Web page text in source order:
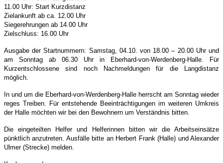
11.00 Uhr: Start Kurzdistanz
Zielankunft ab ca. 12.00 Uhr
Siegerehrungen ab 14.00 Uhr
Zielschluss: 16.00 Uhr
Ausgabe der Startnummern: Samstag, 04.10. von 18.00 – 20.00 Uhr und
am Sonntag ab 06.30 Uhr in Eberhard-von-Werdenberg-Halle. Für
Kurzentschlossene sind noch Nachmeldungen für die Langdistanz
möglich.
In und um die Eberhard-von-Werdenberg-Halle herrscht am Sonntag wieder
reges Treiben. Für entstehende Beeinträchtigungen im weiteren Umkreis
der Halle möchten wir bei den Bewohnern um Verständnis bitten.
Die eingeteilten Helfer und Helferinnen bitten wir die Arbeitseinsätze
pünktlich anzutreten. Ausfälle bitte an Herbert Frank (Halle) und Alexander
Ulmer (Strecke) melden.